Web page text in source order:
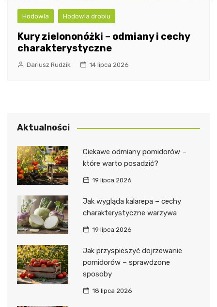
Hodowla Hodowla drobiu
Kury zielononóżki – odmiany i cechy
charakterystyczne
Dariusz Rudzik 14 lipca 2026
Aktualności
Ciekawe odmiany pomidorów –
które warto posadzić?
19 lipca 2026
Jak wygląda kalarepa – cechy
charakterystyczne warzywa
19 lipca 2026
Jak przyspieszyć dojrzewanie
pomidorów – sprawdzone
sposoby
18 lipca 2026